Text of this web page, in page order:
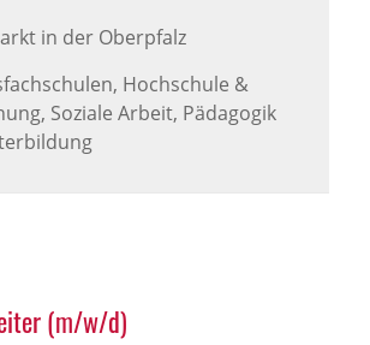
in der Oberpfalz
Hochschule &
Soziale Arbeit, Pädagogik
(m/w/d)